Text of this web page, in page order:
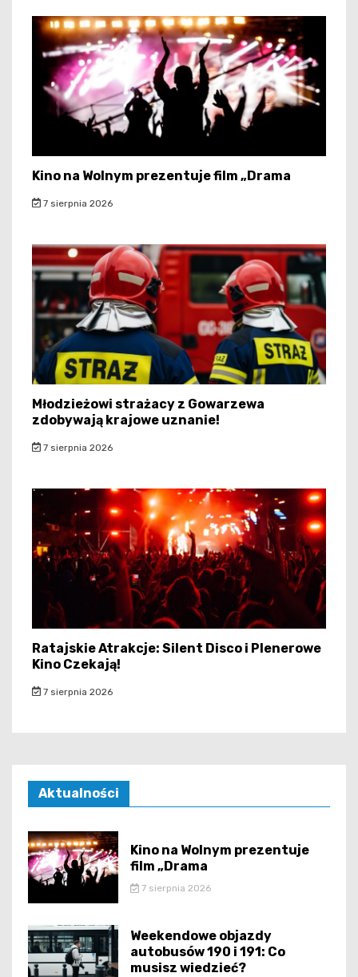
Kino na Wolnym prezentuje film „Drama
7 sierpnia 2026
Młodzieżowi strażacy z Gowarzewa
zdobywają krajowe uznanie!
7 sierpnia 2026
Ratajskie Atrakcje: Silent Disco i Plenerowe
Kino Czekają!
7 sierpnia 2026
Aktualności
Kino na Wolnym prezentuje
film „Drama
7 sierpnia 2026
Weekendowe objazdy
autobusów 190 i 191: Co
musisz wiedzieć?